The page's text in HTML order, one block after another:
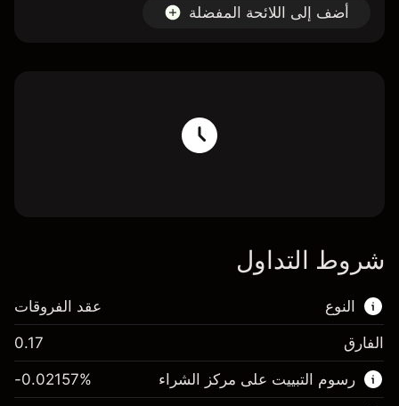
أضف إلى اللائحة المفضلة
شروط التداول
النوع
هذا السوق المالي متاح للتداول من خلال عقود
الفروقات.
عقد الفروقات
الفارق 0.17
رسوم التبييت على مركز الشراء -0.02157%